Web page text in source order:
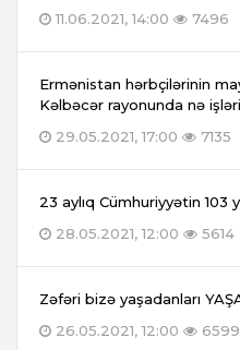
11.06.2021, 14:00
7496
Ermənistan hərbçilərinin
Kəlbəcər rayonunda nə
29.05.2021, 17:00
7135
23 aylıq Cümhuriyyətin 103
28.05.2021, 12:00
5614
Zəfəri bizə yaşadanları
26.05.2021, 12:00
6599